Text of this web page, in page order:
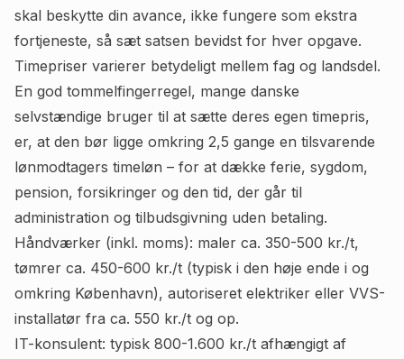
skal beskytte din avance, ikke fungere som ekstra
fortjeneste, så sæt satsen bevidst for hver opgave.
Timepriser varierer betydeligt mellem fag og landsdel.
En god tommelfingerregel, mange danske
selvstændige bruger til at sætte deres egen timepris,
er, at den bør ligge omkring 2,5 gange en tilsvarende
lønmodtagers timeløn – for at dække ferie, sygdom,
pension, forsikringer og den tid, der går til
administration og tilbudsgivning uden betaling.
Håndværker (inkl. moms): maler ca. 350-500 kr./t,
tømrer ca. 450-600 kr./t (typisk i den høje ende i og
omkring København), autoriseret elektriker eller VVS-
installatør fra ca. 550 kr./t og op.
IT-konsulent: typisk 800-1.600 kr./t afhængigt af